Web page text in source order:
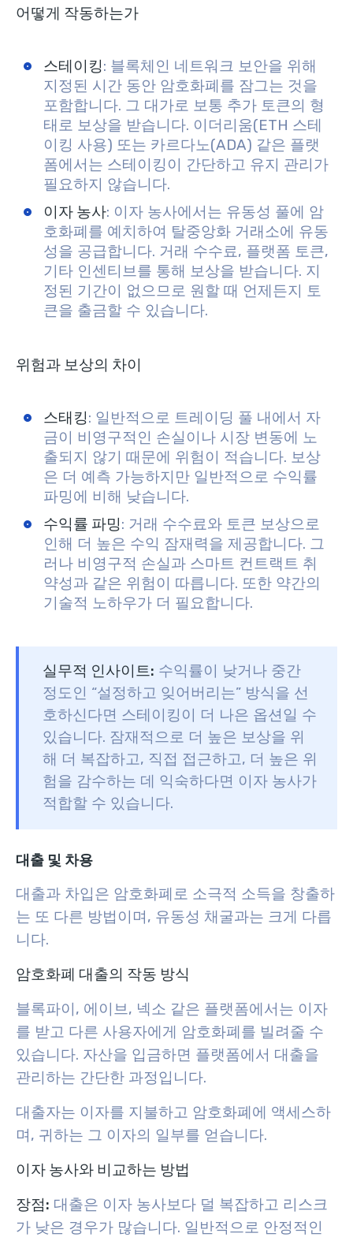
어떻게 작동하는가
스테이킹: 블록체인 네트워크 보안을 위해
지정된 시간 동안 암호화폐를 잠그는 것을
포함합니다. 그 대가로 보통 추가 토큰의 형
태로 보상을 받습니다. 이더리움(ETH 스테
이킹 사용) 또는 카르다노(ADA) 같은 플랫
폼에서는 스테이킹이 간단하고 유지 관리가
필요하지 않습니다.
이자 농사: 이자 농사에서는 유동성 풀에 암
호화폐를 예치하여 탈중앙화 거래소에 유동
성을 공급합니다. 거래 수수료, 플랫폼 토큰,
기타 인센티브를 통해 보상을 받습니다. 지
정된 기간이 없으므로 원할 때 언제든지 토
큰을 출금할 수 있습니다.
위험과 보상의 차이
스태킹: 일반적으로 트레이딩 풀 내에서 자
금이 비영구적인 손실이나 시장 변동에 노
출되지 않기 때문에 위험이 적습니다. 보상
은 더 예측 가능하지만 일반적으로 수익률
파밍에 비해 낮습니다.
수익률 파밍: 거래 수수료와 토큰 보상으로
인해 더 높은 수익 잠재력을 제공합니다. 그
러나 비영구적 손실과 스마트 컨트랙트 취
약성과 같은 위험이 따릅니다. 또한 약간의
기술적 노하우가 더 필요합니다.
실무적 인사이트: 수익률이 낮거나 중간
정도인 “설정하고 잊어버리는” 방식을 선
호하신다면 스테이킹이 더 나은 옵션일 수
있습니다. 잠재적으로 더 높은 보상을 위
해 더 복잡하고, 직접 접근하고, 더 높은 위
험을 감수하는 데 익숙하다면 이자 농사가
적합할 수 있습니다.
대출 및 차용
대출과 차입은 암호화폐로 소극적 소득을 창출하
는 또 다른 방법이며, 유동성 채굴과는 크게 다릅
니다.
암호화폐 대출의 작동 방식
블록파이, 에이브, 넥소 같은 플랫폼에서는 이자
를 받고 다른 사용자에게 암호화폐를 빌려줄 수
있습니다. 자산을 입금하면 플랫폼에서 대출을
관리하는 간단한 과정입니다.
대출자는 이자를 지불하고 암호화폐에 액세스하
며, 귀하는 그 이자의 일부를 얻습니다.
이자 농사와 비교하는 방법
장점: 대출은 이자 농사보다 덜 복잡하고 리스크
가 낮은 경우가 많습니다. 일반적으로 안정적인